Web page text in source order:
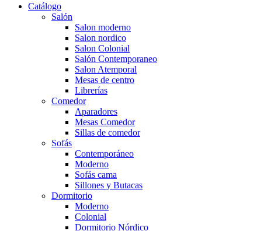
Catálogo
Salón
Salon moderno
Salon nordico
Salon Colonial
Salón Contemporaneo
Salon Atemporal
Mesas de centro
Librerías
Comedor
Aparadores
Mesas Comedor
Sillas de comedor
Sofás
Contemporáneo
Moderno
Sofás cama
Sillones y Butacas
Dormitorio
Moderno
Colonial
Dormitorio Nórdico